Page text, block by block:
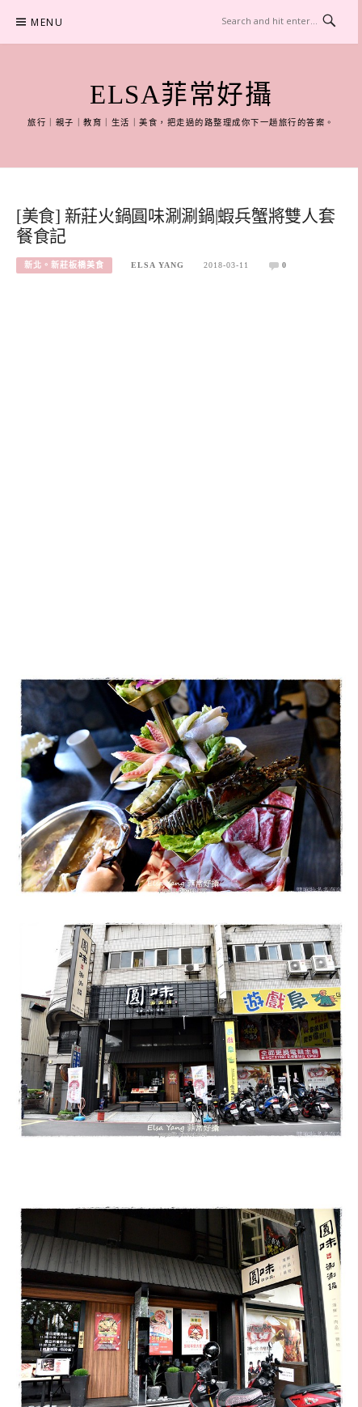
content
MENU
ELSA菲常好攝
旅行｜親子｜教育｜生活｜美食，把走過的路整理成你下一趟旅行的答案。
[美食] 新莊火鍋圓味涮涮鍋|蝦兵蟹將雙人套
餐食記
新北。新莊板橋美食 ELSA YANG 2018-03-11 0